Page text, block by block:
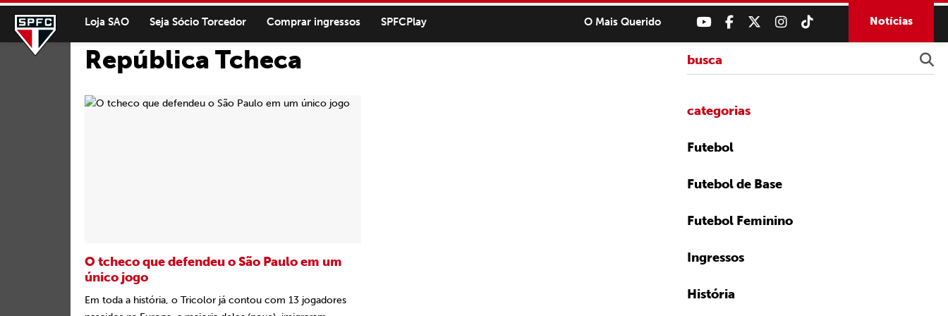
Loja SAO Seja Sócio Torcedor Comprar ingressos SPFCPlay O Mais Querido Notícias
República Tcheca
O tcheco que defendeu o São Paulo em um
único jogo
Em toda a história, o Tricolor já contou com 13 jogadores
categorias
Futebol
Futebol de Base
Futebol Feminino
Ingressos
História